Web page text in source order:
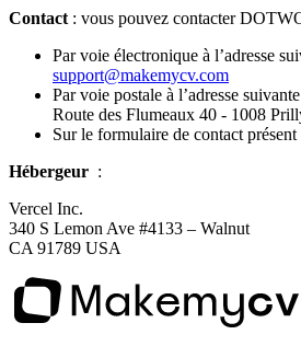
Contact : vous pouvez contacter
Par voie électronique à l’adresse
support@makemycv.com
Par voie postale à l’adresse
Route des Flumeaux 40 - 1008
Sur le formulaire de contact
Hébergeur :
Vercel Inc.
340 S Lemon Ave #4133 – Walnut
CA 91789 USA